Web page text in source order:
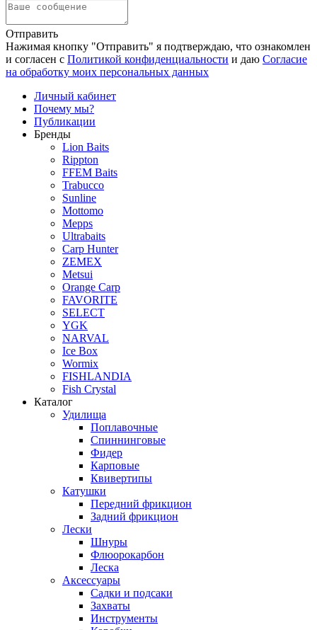
Отправить
Нажимая кнопку "Отправить" я подтверждаю, что ознакомлен
и согласен с Политикой конфиденциальности и даю Согласие
на обработку моих персональных данных
Личный кабинет
Почему мы?
Публикации
Бренды
Lion Baits
Rippton
FFEM Baits
Trabucco
Sunline
Mottomo
Mepps
Ultrabaits
Carp Hunter
ZEMEX
Metsui
Orange Carp
FAVORITE
SELECT
YGK
NARVAL
Ice Box
Wormix
FISHLANDIA
Fish Crystal
Каталог
Удилища
Поплавочные
Спиннинговые
Фидер
Карповые
Квивертипы
Катушки
Передний фрикцион
Задний фрикцион
Лески
Шнуры
Флюорокарбон
Леска
Аксессуары
Садки и подсаки
Захваты
Инструменты